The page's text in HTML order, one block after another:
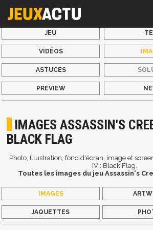
JEU
VIDÉOS
ASTUCES
PREVIEW
IMAGES ASSASSIN'S
BLACK FLAG
Photo, Illustration, fond d'écran, image et
IV : Black Flag.
Toutes les images du jeu Assassin's
IMAGES
JAQUETTES